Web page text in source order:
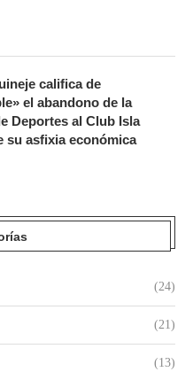
califica de
el abandono de la
Deportes al Club Isla
su asfixia económica
(24)
(21)
(13)